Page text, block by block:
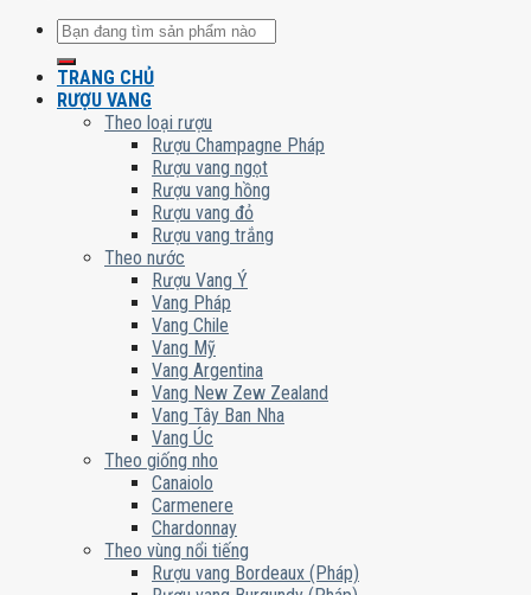
Tìm
TRANG CHỦ
RƯỢU VANG
Theo loại rượu
Rượu Champagne Pháp
Rượu vang ngọt
Rượu vang hồng
Rượu vang đỏ
Rượu vang trắng
Theo nước
Rượu Vang Ý
Vang Pháp
Vang Chile
Vang Mỹ
Vang Argentina
Vang New Zew Zealand
Vang Tây Ban Nha
Vang Úc
Theo giống nho
Canaiolo
Carmenere
Chardonnay
Theo vùng nổi tiếng
Rượu vang Bordeaux (Pháp)